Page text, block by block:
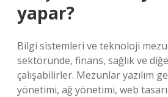
yapar?
Bilgi sistemleri ve teknoloji
sektöründe, finans, sağlık ve
çalışabilirler. Mezunlar yazılım
yönetimi, ağ yönetimi, web